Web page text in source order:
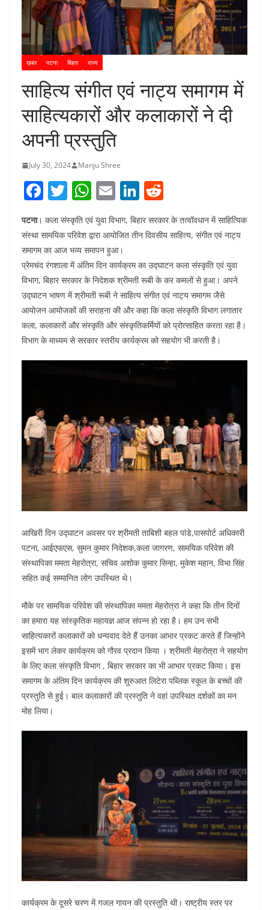
ख़बर पटना बिहार राज्य
साहित्य संगीत एवं नाट्य समागम में
साहित्यकारों और कलाकारों ने दी
अपनी प्रस्तुति
July 30, 2024 Manju Shree
F
c
e
b
o
o
k
T
w
itt
er
W
h
at
s
A
p
p
E
m
ai
l
Li
k
dI
n
e
d
t
पटना। कला संस्कृति एवं युवा विभाग, बिहार सरकार के तत्वॉवधान में साहित्यिक
संस्था सामयिक परिवेश द्वारा आयोजित तीन दिवसीय साहित्य, संगीत एवं नाट्य
समागम का आज भव्य समापन हुआ।
प्रेमचंद रंगशाला में अंतिम दिन कार्यक्रम का उद्घाटन कला संस्कृति एवं युवा
विभाग, बिहार सरकार के निदेशक श्रीमती रूबी के कर कमलों से हुआ। अपने
उद्घाटन भाषण में श्रीमती रूबी ने साहित्य संगीत एवं नाट्य समागम जैसे
आयोजन आयोजकों की सराहना की और कहा कि कला संस्कृति विभाग लगातार
कला, कलाकारों और संस्कृति और संस्कृतिकर्मियों को प्रोत्साहित करता रहा है।
विभाग के माध्यम से सरकार स्तरीय कार्यक्रम को सहयोग भी करती है।
आखिरी दिन उद्घाटन अवसर पर श्रीमती ताबिशी बहल पांडे,पासपोर्ट अधिकारी
पटना, आईएफएस, सुमन कुमार निदेशक,कला जागरण, सामयिक परिवेश की
संस्थापिका ममता मेहरोत्रा, सचिव अशोक कुमार सिन्हा, मुकेश महान, विभा सिंह
सहित कई सम्मानित लोग उपस्थित थे।
मौके पर सामयिक परिवेश की संस्थापिका ममता मेहरोत्रा ने कहा कि तीन दिनों
का हमारा यह सांस्कृतिक महायज्ञ आज संपन्न हो रहा है। हम उन सभी
साहित्यकारों कलाकारों को धन्यवाद देते हैं उनका आभार प्रकट करते हैं जिन्होंने
इसमें भाग लेकर कार्यक्रम को गौरव प्रदान किया । श्रीमती मेहरोत्रा ने सहयोग
के लिए कला संस्कृति विभाग , बिहार सरकार का भी आभार प्रकट किया। इस
समागम के अंतिम दिन कार्यक्रम की शुरुआत लिटेरा पब्लिक स्कूल के बच्चों की
प्रस्तुति से हुई। बाल कलाकारों की प्रस्तुति ने वहां उपस्थित दर्शकों का मन
मोह लिया।
कार्यक्रम के दूसरे चरण में गजल गायन की प्रस्तुति थी। राष्ट्रीय स्तर पर